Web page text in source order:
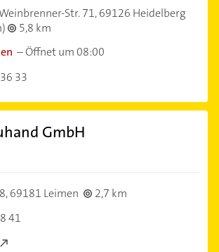
Str. 71,69126 Heidelberg
5,8 km
–Öffnet um 08:00
33
GmbH
69181 Leimen
2,7 km
41